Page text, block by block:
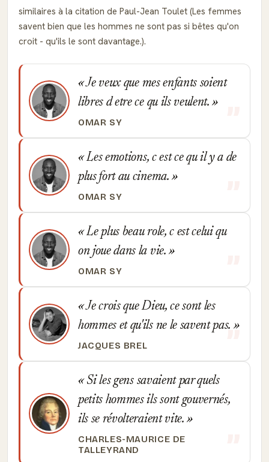
similaires à la citation de Paul-Jean Toulet (Les femmes
savent bien que les hommes ne sont pas si bêtes qu'on
croit - qu'ils le sont davantage.).
Je veux que mes enfants soient
libres d etre ce qu ils veulent.
OMAR SY
Les emotions, c est ce qu il y a de
plus fort au cinema.
OMAR SY
Le plus beau role, c est celui qu
on joue dans la vie.
OMAR SY
Je crois que Dieu, ce sont les
hommes et qu'ils ne le savent pas.
JACQUES BREL
Si les gens savaient par quels
petits hommes ils sont gouvernés,
ils se révolteraient vite.
CHARLES-MAURICE DE
TALLEYRAND